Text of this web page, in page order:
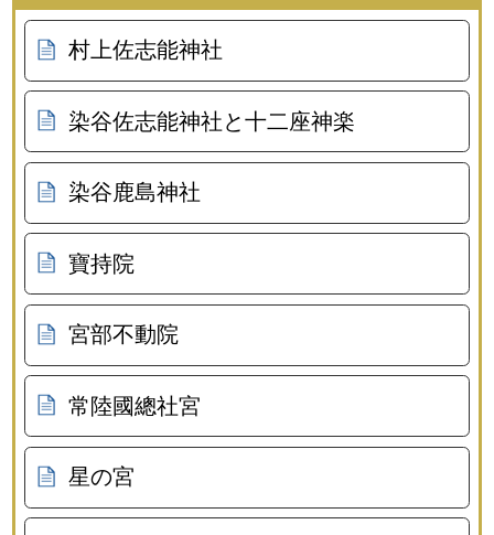
村上佐志能神社
染谷佐志能神社と十二座神楽
染谷鹿島神社
寶持院
宮部不動院
常陸國總社宮
星の宮